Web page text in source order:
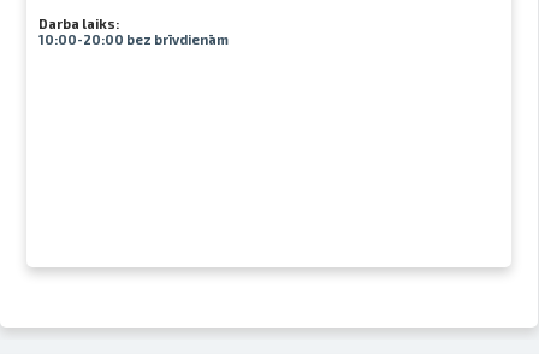
Darba laiks:
10:00-20:00 bez brīvdienām